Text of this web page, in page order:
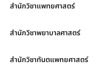
สำนักวิชาแพทยศาสตร์
สำนักวิชาพยาบาลศาสตร์
สำนักวิชาทันตแพทยศาสตร์